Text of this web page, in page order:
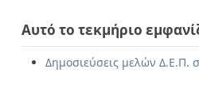
Αυτό το τεκμήριο
Δημοσιεύσεις μελών Δ.Ε.Π.